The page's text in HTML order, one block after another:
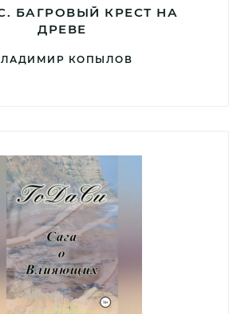
БАГРОВЫЙ КРЕСТ НА
ДРЕВЕ
КОПЫЛОВ